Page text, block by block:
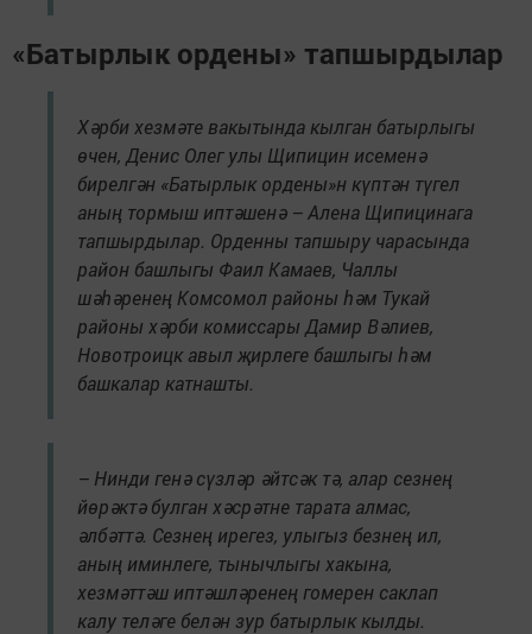
«Батырлык ордены» тапшырдылар
Хәрби хезмәте вакытында кылган батырлыгы
өчен, Денис Олег улы Щипицин исеменә
бирелгән «Батырлык ордены»н күптән түгел
аның тормыш иптәшенә – Алена Щипицинага
тапшырдылар. Орденны тапшыру чарасында
район башлыгы Фаил Камаев, Чаллы
шәһәренең Комсомол районы һәм Тукай
районы хәрби комиссары Дамир Вәлиев,
Новотроицк авыл җирлеге башлыгы һәм
башкалар катнашты.
– Нинди генә сүзләр әйтсәк тә, алар сезнең
йөрәктә булган хәсрәтне тарата алмас,
әлбәттә. Сезнең ирегез, улыгыз безнең ил,
аның иминлеге, тынычлыгы хакына,
хезмәттәш иптәшләренең гомерен саклап
калу теләге белән зур батырлык кылды.